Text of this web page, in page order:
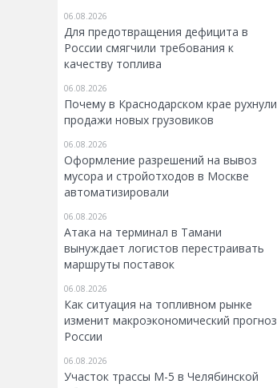
06.08.2026
Для предотвращения дефицита в
России смягчили требования к
качеству топлива
06.08.2026
Почему в Краснодарском крае рухнули
продажи новых грузовиков
06.08.2026
Оформление разрешений на вывоз
мусора и стройотходов в Москве
автоматизировали
06.08.2026
Атака на терминал в Тамани
вынуждает логистов перестраивать
маршруты поставок
06.08.2026
Как ситуация на топливном рынке
изменит макроэкономический прогноз
России
06.08.2026
Участок трассы М-5 в Челябинской